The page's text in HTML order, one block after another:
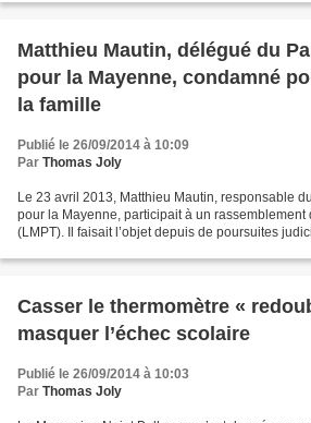
Matthieu Mautin, délégué du
pour la Mayenne, condamné
la famille
Publié le 26/09/2014 à 10:09
Par Thomas Joly
Le 23 avril 2013, Matthieu Mautin, responsable
pour la Mayenne, participait à un rassemblement
(LMPT). Il faisait l’objet depuis de poursuites
Casser le thermomètre «
masquer l’échec scolaire
Publié le 26/09/2014 à 10:03
Par Thomas Joly